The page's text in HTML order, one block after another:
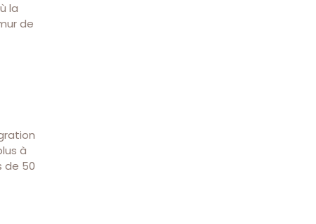
la
de
à
de 50